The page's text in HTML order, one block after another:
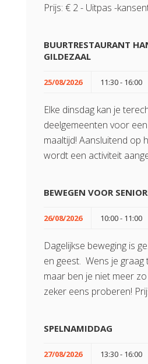
Prijs: € 2 - Uitpas -
BUURTRESTAURANT
GILDEZAAL
25/08/2026 11:30 - 16:00
Elke dinsdag kan je
deelgemeenten voor
maaltijd! Aansluitend op
wordt een activiteit
BEWEGEN VOOR
26/08/2026 10:00 - 11:00
Dagelijkse beweging is
en geest. Wens je graag
maar ben je niet meer
zeker eens proberen!
SPELNAMIDDAG
27/08/2026 13:30 - 16:00